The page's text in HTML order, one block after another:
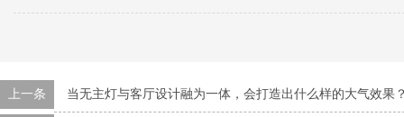
上一条 当无主灯与客厅设计融为一体，会打造出什么样的大气效果